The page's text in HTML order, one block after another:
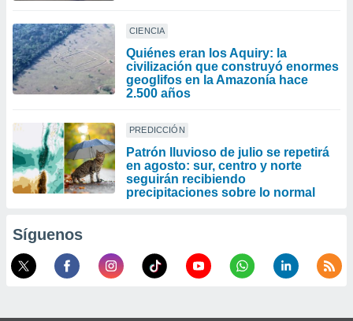
CIENCIA
Quiénes eran los Aquiry: la
civilización que construyó enormes
geoglifos en la Amazonía hace
2.500 años
PREDICCIÓN
Patrón lluvioso de julio se repetirá
en agosto: sur, centro y norte
seguirán recibiendo
precipitaciones sobre lo normal
Síguenos